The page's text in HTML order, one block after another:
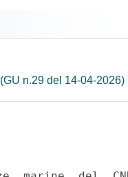
(GU n.29 del 14-04-2026)